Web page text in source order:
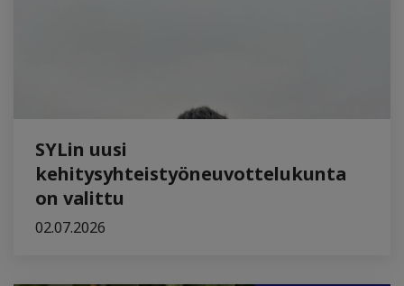
SYLin uusi
kehitysyhteistyöneuvottelukunta
on valittu
02.07.2026